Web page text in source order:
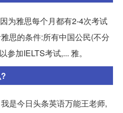
为雅思每个月都有2-4次考试
思的条件:所有中国公民(不分
加IELTS考试,... 雅。
是今日头条英语万能王老师,